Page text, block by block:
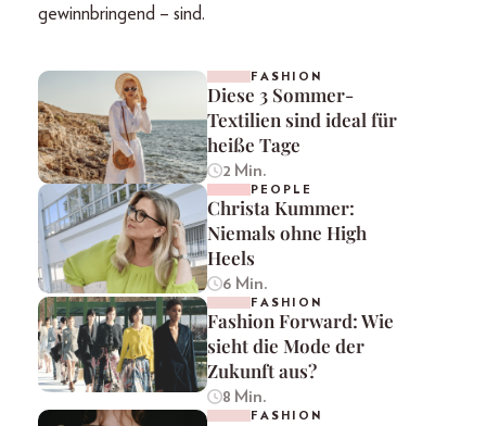
gewinnbringend – sind.
FASHION
Diese 3 Sommer-
Textilien sind ideal für
heiße Tage
2 Min.
PEOPLE
Christa Kummer:
Niemals ohne High
Heels
6 Min.
FASHION
Fashion Forward: Wie
sieht die Mode der
Zukunft aus?
8 Min.
FASHION